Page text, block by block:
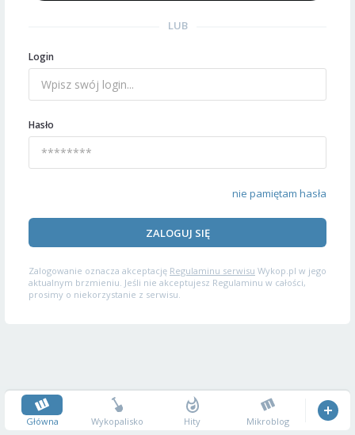
LUB
Login
Hasło
nie pamiętam hasła
ZALOGUJ SIĘ
Zalogowanie oznacza akceptację Regulaminu serwisu Wykop.pl w jego
aktualnym brzmieniu. Jeśli nie akceptujesz Regulaminu w całości,
prosimy o niekorzystanie z serwisu.
Główna Wykopalisko Hity Mikroblog